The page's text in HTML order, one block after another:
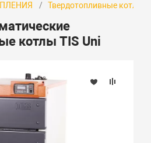
Твердотопливные котлы
котлы TIS Uni